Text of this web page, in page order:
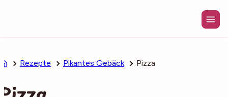
Rezepte Pikantes Gebäck Pizza